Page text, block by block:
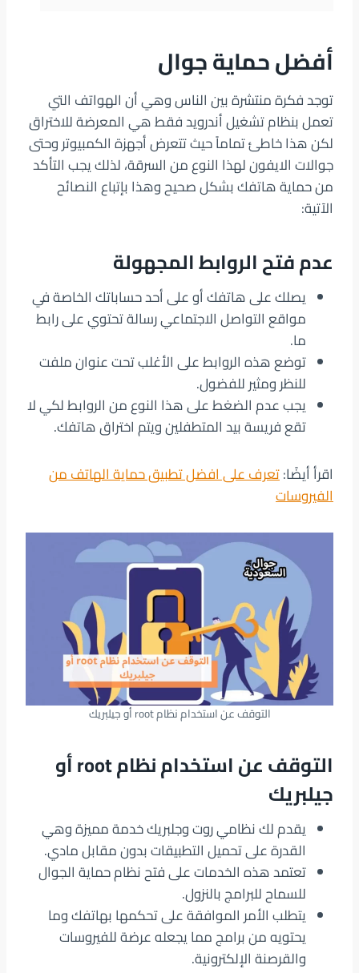
أفضل حماية جوال
توجد فكرة منتشرة بين الناس وهي أن الهواتف التي
تعمل بنظام تشغيل أندرويد فقط هي المعرضة للاختراق
لكن هذا خاطئ تماماً حيث تتعرض أجهزة الكمبيوتر وحتى
جوالات الايفون لهذا النوع من السرقة، لذلك يجب التأكد
من حماية هاتفك بشكل صحيح وهذا بإتباع النصائح
الآتية:
عدم فتح الروابط المجهولة
يصلك على هاتفك أو على أحد حساباتك الخاصة في
مواقع التواصل الاجتماعي رسالة تحتوي على رابط
ما.
توضع هذه الروابط على الأغلب تحت عنوان ملفت
للنظر ومثير للفضول.
يجب عدم الضغط على هذا النوع من الروابط لكي لا
تقع فريسة بيد المتطفلين ويتم اختراق هاتفك.
اقرأ أيضًا:تعرف على افضل تطبيق حماية الهاتف من
الفيروسات
التوقف عن استخدام نظام root أو جيلبريك
التوقف عن استخدام نظام root أو
جيلبريك
يقدم لك نظامي روت وجلبريك خدمة مميزة وهي
القدرة على تحميل التطبيقات بدون مقابل مادي.
تعتمد هذه الخدمات على فتح نظام حماية الجوال
للسماح للبرامج بالنزول.
يتطلب الأمر الموافقة على تحكمها بهاتفك وما
يحتويه من برامج مما يجعله عرضة للفيروسات
والقرصنة الإلكترونية.